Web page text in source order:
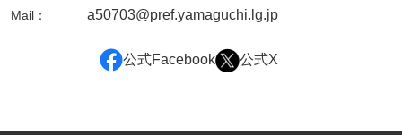
小田家文書（柳井市金屋）
小田家文書（柳井市和田）
Mail： a50703@pref.yamaguchi.lg.jp
公式Facebook 公式X